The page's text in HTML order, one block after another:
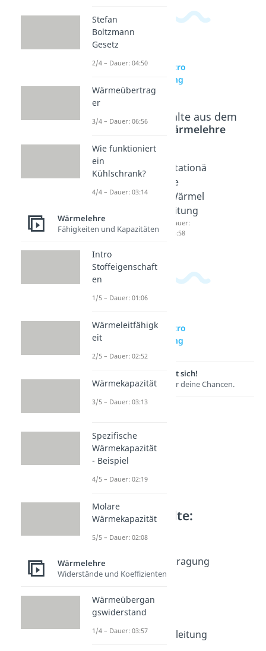
zur Videoseite: Intro
Wärmeübertragung
Beliebte Inhalte aus dem
Wärmelehre
Wärme
03:51
Wärmel
Dauer:
Stationä
re
Wärmel
eitung
Dauer:
05:58
zur Videoseite: Intro
Wärmeübertragung
Lernen lohnt sich!
Entdecke hier deine Chancen.
Weitere Inhalte:
Wärmelehre
Intro Wärmeübertragung
Dauer: 01:10
Dauer: 03:51
Wärmeleitung
Stationäre Wärmeleitung
Stefan
Boltzmann
Gesetz
2/4 – Dauer: 04:50
Wärmeübertrag
er
3/4 – Dauer: 06:56
Wie funktioniert
ein
Kühlschrank?
4/4 – Dauer: 03:14
Wärmelehre
Fähigkeiten und Kapazitäten
Intro
Stoffeigenschaft
en
1/5 – Dauer: 01:06
Wärmeleitfähigk
eit
2/5 – Dauer: 02:52
Wärmekapazität
3/5 – Dauer: 03:13
Spezifische
Wärmekapazität
- Beispiel
4/5 – Dauer: 02:19
Molare
Wärmekapazität
5/5 – Dauer: 02:08
Wärmelehre
Widerstände und Koeffizienten
Wärmeübergan
gswiderstand
1/4 – Dauer: 03:57